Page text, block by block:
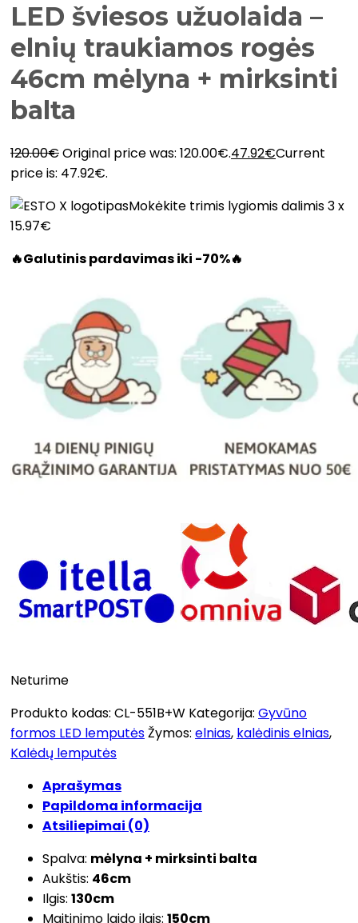
LED šviesos užuolaida –
elnių traukiamos rogės
46cm mėlyna + mirksinti
balta
120.00€Original price was: 120.00€.47.92€Current
price is: 47.92€.
Mokėkite trimis lygiomis dalimis 3 x
15.97€
🔥Galutinis pardavimas iki -70%🔥
Neturime
Produkto kodas: CL-551B+W Kategorija: Gyvūno
formos LED lemputėsŽymos: elnias, kalėdinis elnias,
Kalėdų lemputės
Aprašymas
Papildoma informacija
Atsiliepimai (0)
Spalva: mėlyna + mirksinti balta
Aukštis: 46cm
Ilgis: 130cm
Maitinimo laido ilgis: 150cm